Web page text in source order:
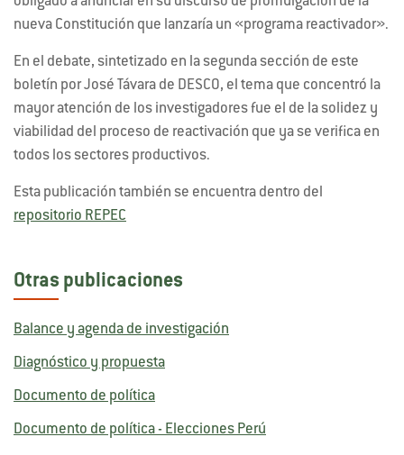
nueva Constitución que lanzaría un «programa reactivador».
En el debate, sintetizado en la segunda sección de este
boletín por José Távara de DESCO, el tema que concentró la
mayor atención de los investigadores fue el de la solidez y
viabilidad del proceso de reactivación que ya se verifica en
todos los sectores productivos.
Esta publicación también se encuentra dentro del
repositorio REPEC
Otras publicaciones
Balance y agenda de investigación
Diagnóstico y propuesta
Documento de política
Documento de política - Elecciones Perú